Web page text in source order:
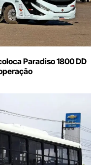
Paradiso 1800 DD